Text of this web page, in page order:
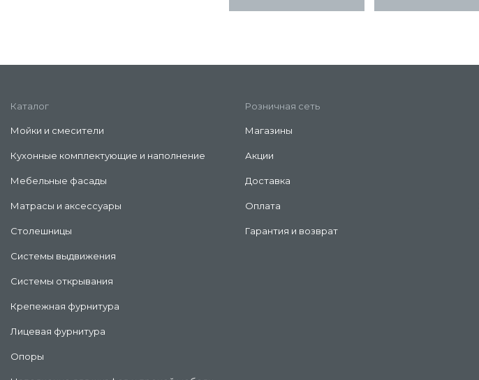
Каталог
Мойки и смесители
Кухонные комплектующие и наполнение
Мебельные фасады
Матрасы и аксессуары
Столешницы
Системы выдвижения
Системы открывания
Крепежная фурнитура
Лицевая фурнитура
Опоры
Розничная сеть
Магазины
Акции
Доставка
Оплата
Гарантия и возврат